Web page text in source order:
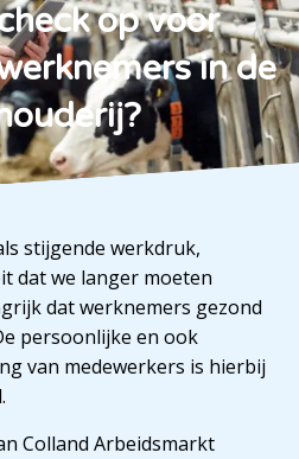
op voor
in de
stijgende werkdruk,
dat we langer moeten
dat werknemers gezond
persoonlijke en ook
van medewerkers is hierbij
Colland Arbeidsmarkt